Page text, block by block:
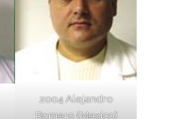
2004 Alejandro
Romero (Mexico)